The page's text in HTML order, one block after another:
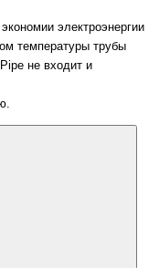
электроэнергии
температуры трубы
не входит и